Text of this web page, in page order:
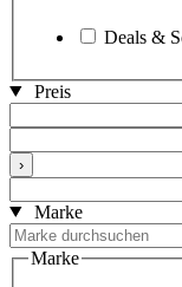
Deals &
Preis
›
Marke
Marke